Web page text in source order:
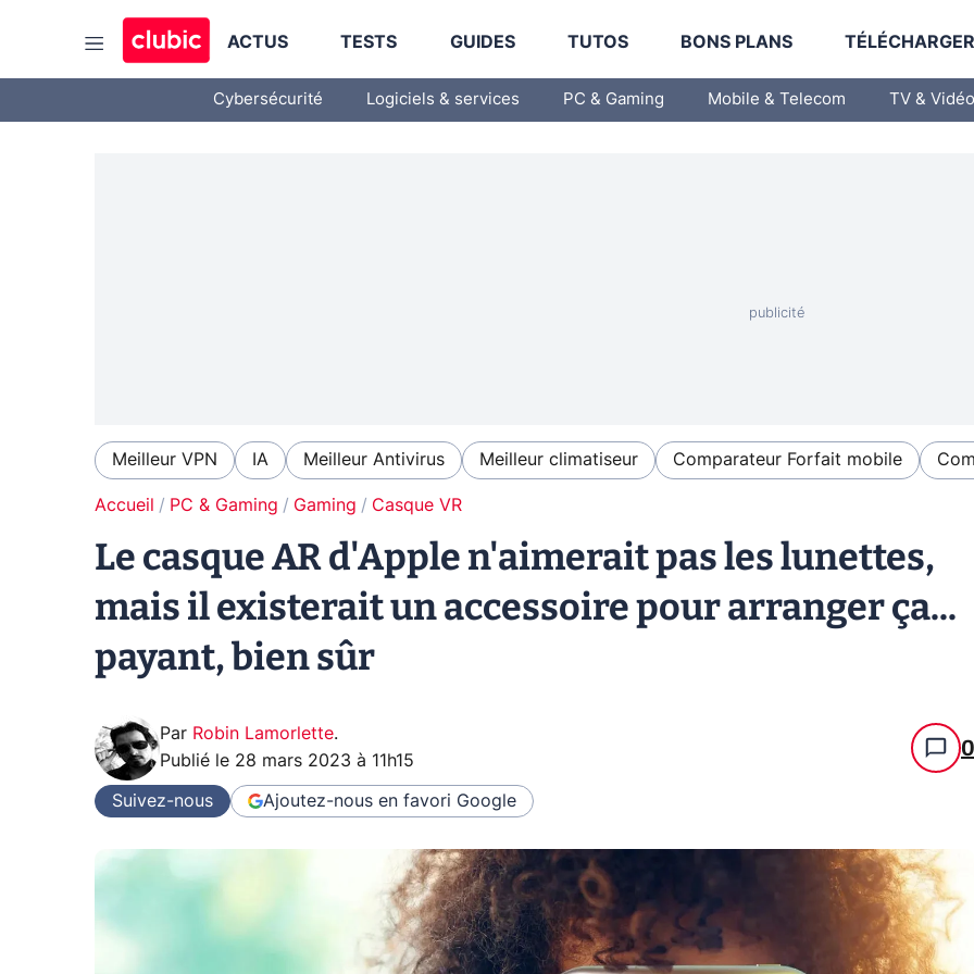
ACTUS TESTS GUIDES TUTOS BONS PLANS
Cybersécurité Logiciels & services PC & Gaming Mobile & Telecom TV & Vidéo
Meilleur VPN IA Meilleur Antivirus Meilleur climatiseur Comparateur Forfait mobile
Accueil PC & Gaming Gaming Casque VR
Le casque AR d'Apple n'aimerait pas les lunettes,
mais il existerait un accessoire pour arranger ça...
payant, bien sûr
Par Robin Lamorlette.
Publié le 28 mars 2023 à 11h15 0
Suivez-nous Ajoutez-nous en favori Google